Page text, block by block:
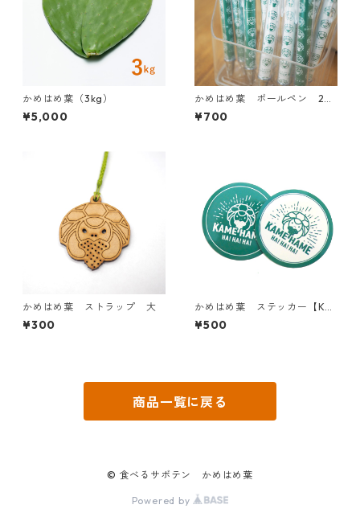
かめはめ葉（3kg）
¥5,000
かめはめ葉 ボールペン 2本
アソート
¥700
かめはめ葉 ストラップ 大
¥300
かめはめ葉 ステッカー【KA
ME HAME HA!HA!HA!】
¥500
商品一覧に戻る
© 食べるサボテン かめはめ葉
Powered by